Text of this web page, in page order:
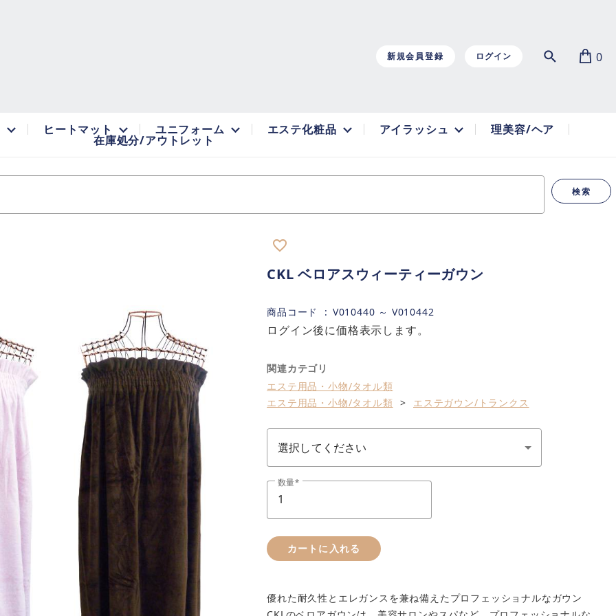
新規会員登録 ログイン 0
ヒートマット ユニフォーム エステ化粧品 アイラッシュ 理美容/ヘア
在庫処分/アウトレット
検索
favorite_border
CKL ベロアスウィーティーガウン
商品コード V010440 ～ V010442
ログイン後に価格表示します。
関連カテゴリ
エステ用品・小物/タオル類
エステ用品・小物/タオル類
エステガウン/トランクス
数量
カートに入れる
優れた耐久性とエレガンスを兼ね備えたプロフェッショナルなガウン